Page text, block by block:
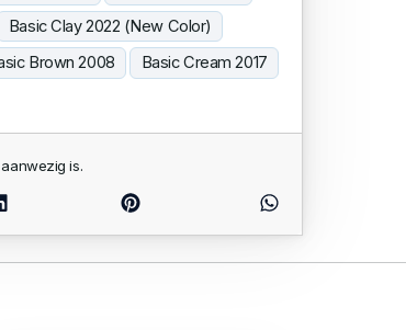
Basic Clay 2022 (New Color)
Brown 2008
Basic Cream 2017
is.